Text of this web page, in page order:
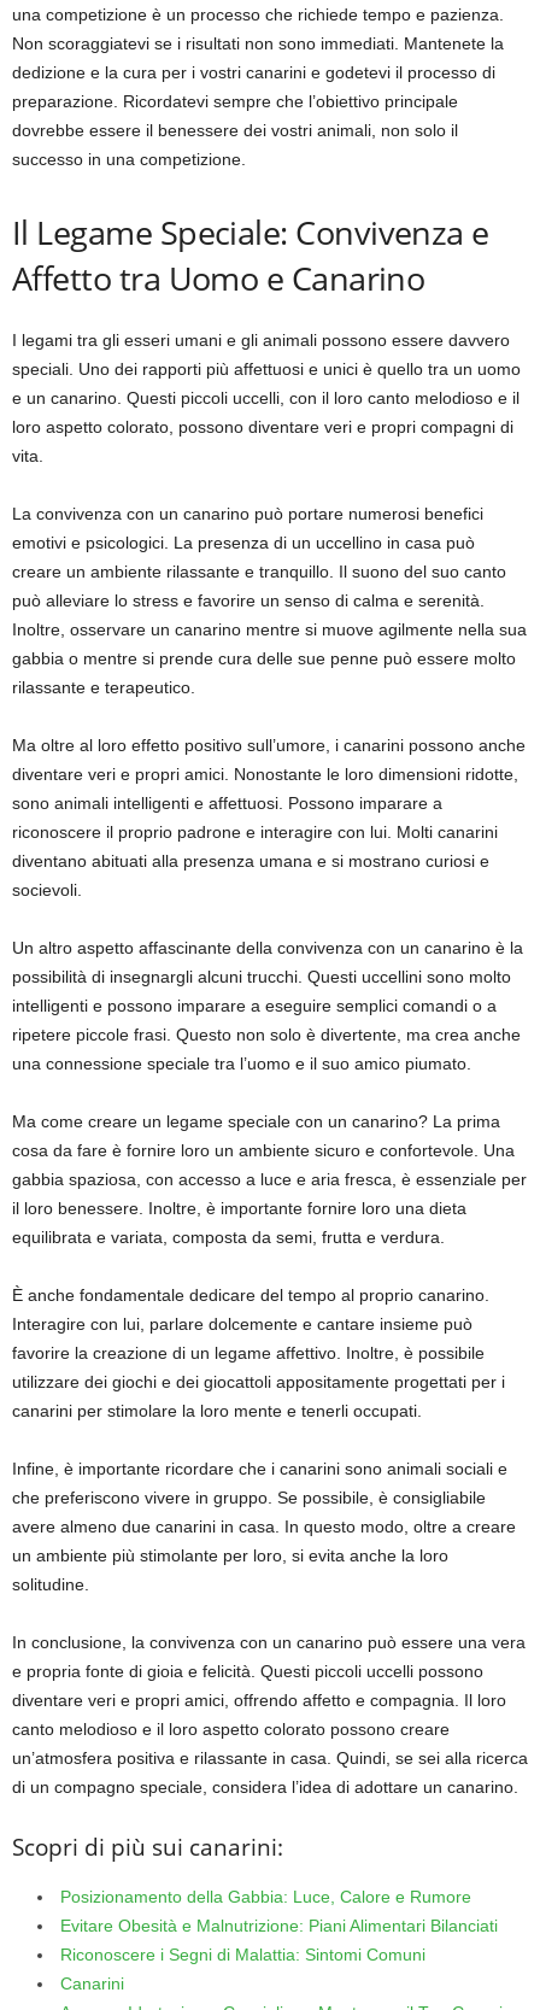
una competizione è un processo che richiede tempo e pazienza.
Non scoraggiatevi se i risultati non sono immediati. Mantenete la
dedizione e la cura per i vostri canarini e godetevi il processo di
preparazione. Ricordatevi sempre che l’obiettivo principale
dovrebbe essere il benessere dei vostri animali, non solo il
successo in una competizione.
Il Legame Speciale: Convivenza e
Affetto tra Uomo e Canarino
I legami tra gli esseri umani e gli animali possono essere davvero
speciali. Uno dei rapporti più affettuosi e unici è quello tra un uomo
e un canarino. Questi piccoli uccelli, con il loro canto melodioso e il
loro aspetto colorato, possono diventare veri e propri compagni di
vita.
La convivenza con un canarino può portare numerosi benefici
emotivi e psicologici. La presenza di un uccellino in casa può
creare un ambiente rilassante e tranquillo. Il suono del suo canto
può alleviare lo stress e favorire un senso di calma e serenità.
Inoltre, osservare un canarino mentre si muove agilmente nella sua
gabbia o mentre si prende cura delle sue penne può essere molto
rilassante e terapeutico.
Ma oltre al loro effetto positivo sull’umore, i canarini possono anche
diventare veri e propri amici. Nonostante le loro dimensioni ridotte,
sono animali intelligenti e affettuosi. Possono imparare a
riconoscere il proprio padrone e interagire con lui. Molti canarini
diventano abituati alla presenza umana e si mostrano curiosi e
socievoli.
Un altro aspetto affascinante della convivenza con un canarino è la
possibilità di insegnargli alcuni trucchi. Questi uccellini sono molto
intelligenti e possono imparare a eseguire semplici comandi o a
ripetere piccole frasi. Questo non solo è divertente, ma crea anche
una connessione speciale tra l’uomo e il suo amico piumato.
Ma come creare un legame speciale con un canarino? La prima
cosa da fare è fornire loro un ambiente sicuro e confortevole. Una
gabbia spaziosa, con accesso a luce e aria fresca, è essenziale per
il loro benessere. Inoltre, è importante fornire loro una dieta
equilibrata e variata, composta da semi, frutta e verdura.
È anche fondamentale dedicare del tempo al proprio canarino.
Interagire con lui, parlare dolcemente e cantare insieme può
favorire la creazione di un legame affettivo. Inoltre, è possibile
utilizzare dei giochi e dei giocattoli appositamente progettati per i
canarini per stimolare la loro mente e tenerli occupati.
Infine, è importante ricordare che i canarini sono animali sociali e
che preferiscono vivere in gruppo. Se possibile, è consigliabile
avere almeno due canarini in casa. In questo modo, oltre a creare
un ambiente più stimolante per loro, si evita anche la loro
solitudine.
In conclusione, la convivenza con un canarino può essere una vera
e propria fonte di gioia e felicità. Questi piccoli uccelli possono
diventare veri e propri amici, offrendo affetto e compagnia. Il loro
canto melodioso e il loro aspetto colorato possono creare
un’atmosfera positiva e rilassante in casa. Quindi, se sei alla ricerca
di un compagno speciale, considera l’idea di adottare un canarino.
Scopri di più sui canarini:
Posizionamento della Gabbia: Luce, Calore e Rumore
Evitare Obesità e Malnutrizione: Piani Alimentari Bilanciati
Riconoscere i Segni di Malattia: Sintomi Comuni
Canarini